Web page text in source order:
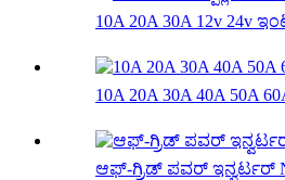
10A 20A 30A 12v
10A 20A 30A 40A 50A
ಆಫ್-ಗ್ರಿಡ್ ಪವರ್ ಇನ್ವರ್ಟರ್